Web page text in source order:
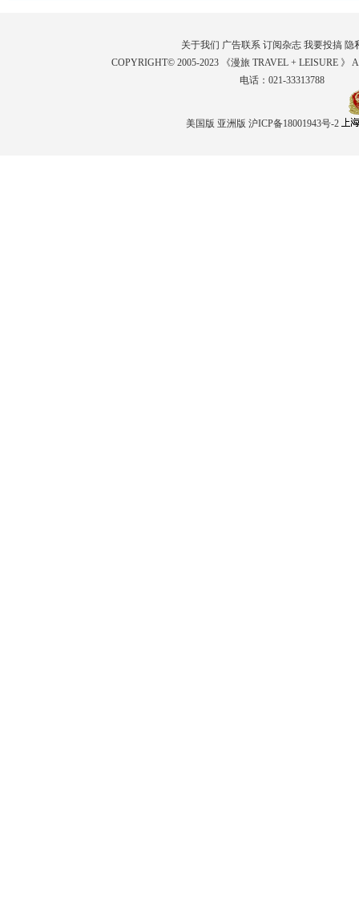
关于我们 广告联系 订阅杂志 我要投搞 隐
COPYRIGHT© 2005-2023 《漫旅 TRAVEL + LEISURE 》
电话：021-33313788
美国版 亚洲版 沪ICP备18001943号-2